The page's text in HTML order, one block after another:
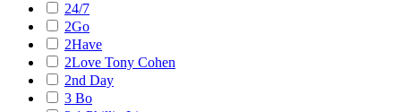
24/7
2Go
2Have
2Love Tony Cohen
2nd Day
3 Bo